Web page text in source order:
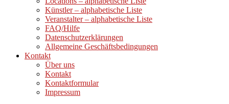
Künstler – alphabetische Liste
Veranstalter – alphabetische Liste
FAQ/Hilfe
Datenschutzerklärungen
Allgemeine Geschäftsbedingungen
Kontakt
Über uns
Kontakt
Kontaktformular
Impressum